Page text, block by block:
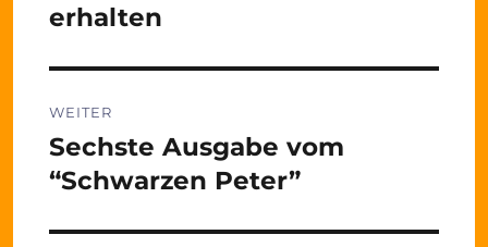
erhalten
WEITER
Nächster
Beitrag:
Sechste Ausgabe vom
“Schwarzen Peter”